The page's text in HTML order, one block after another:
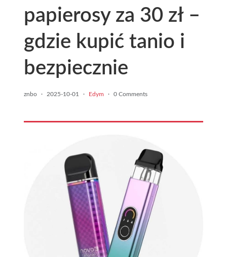
papierosy za 30 zł –
gdzie kupić tanio i
bezpiecznie
znbo · 2025-10-01 · Edym · 0 Comments